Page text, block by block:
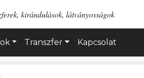
kirándulások, látványosságok
Transzfer Kapcsolat